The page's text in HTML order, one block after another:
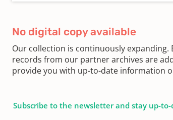
No digital copy available
Our collection is continuously expanding.
records from our partner archives are
provide you with up-to-date information
Subscribe to the newsletter and stay up-to-